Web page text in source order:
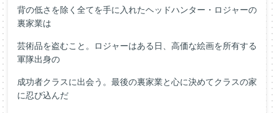
背の低さを除く全てを手に入れたヘッドハンター・ロジャーの
裏家業は
芸術品を盗むこと。ロジャーはある日、高価な絵画を所有する
軍隊出身の
成功者クラスに出会う。最後の裏家業と心に決めてクラスの家
に忍び込んだ